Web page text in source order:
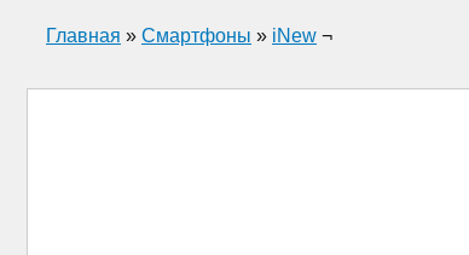
Главная » Смартфоны » iNew ¬